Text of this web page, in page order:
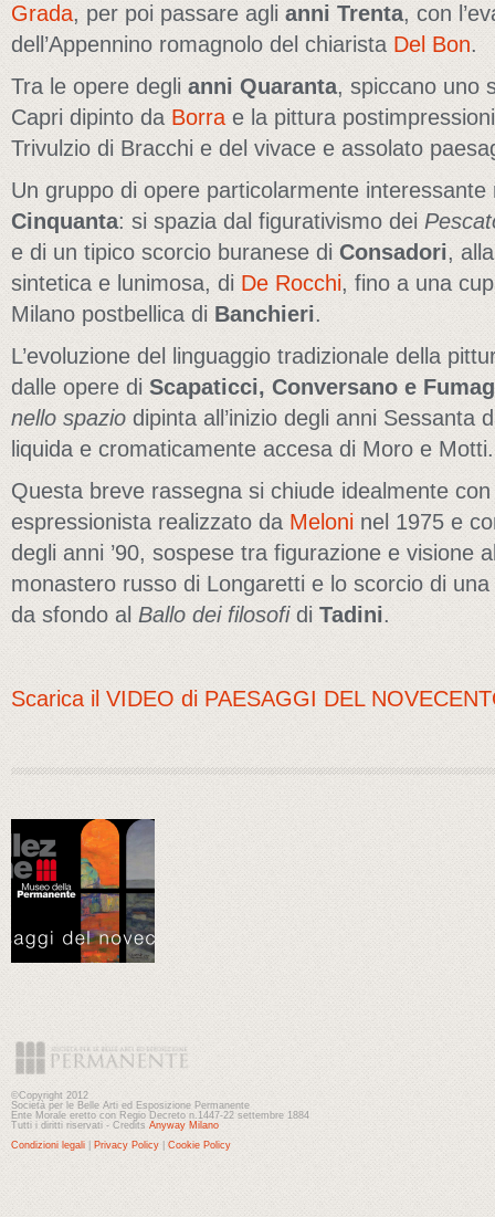
Grada, per poi passare agli anni Trenta, con
dell’Appennino romagnolo del chiarista Del Bon.
Tra le opere degli anni Quaranta, spiccano uno
Capri dipinto da Borra e la pittura
Trivulzio di Bracchi e del vivace e assolato
Un gruppo di opere particolarmente
Cinquanta: si spazia dal figurativismo dei
e di un tipico scorcio buranese di Consadori,
sintetica e lunimosa, di De Rocchi, fino a una
Milano postbellica di Banchieri.
L’evoluzione del linguaggio tradizionale della
dalle opere di Scapaticci, Conversano e
nello spazio dipinta all’inizio degli anni Sessanta
liquida e cromaticamente accesa di Moro e Motti.
Questa breve rassegna si chiude idealmente
espressionista realizzato da Meloni nel 1975 e
degli anni ’90, sospese tra figurazione e visione
monastero russo di Longaretti e lo scorcio di
da sfondo al Ballo dei filosofidi Tadini.
Scarica il VIDEO di PAESAGGI DEL
©Copyright 2012
Società per le Belle Arti ed Esposizione Permanente
Ente Morale eretto con Regio Decreto n.1447-22 settembre 1884
Tutti i diritti riservati - Credits Anyway Milano
Condizioni legali
Privacy Policy Cookie Policy